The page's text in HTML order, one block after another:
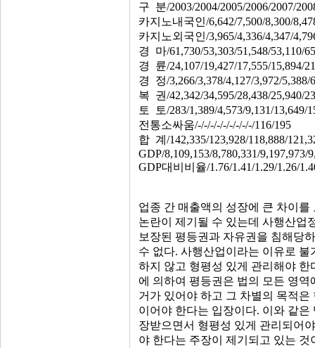
구 분/2003/2004/2005/2006/2007/
카지노내국인/6,642/7,500/8,300/
카지노외국인/3,965/4,336/4,347/
경 마/61,730/53,303/51,548/53,110/
경 륜/24,107/19,427/17,555/15,894/
경 정/3,266/3,378/4,127/3,972/5,388/
복 권/42,342/34,595/28,438/25,940/
토 토/283/1,389/4,573/9,131/13,649/
전통소싸움/-/-/-/-/-/-/-/-/-/116/195
합 계/142,335/123,928/118,888/
GDP/8,109,153/8,780,331/9,197,973/
GDP대비비율/1.76/1.41/1.29/1.26/
업종 간 매출액의 성장에 큰 차이
논란이 제기될 수 있는데 사행산업
보장된 평등권과 자유권을 침해당
수 없다. 사행산업이라는 이유로
하지 않고 형평성 있게 관리해야 한
에 의하여 평등권은 법의 모든 영
거가 있어야 하고 그 차별의 목적
이어야 한다는 입장이다. 이와 같
장받으면서 형평성 있게 관리되어
야 한다는 주장이 제기되고 있는